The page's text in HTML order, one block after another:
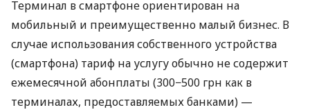
Терминал в смартфоне ориентирован на
мобильный и преимущественно малый бизнес. В
случае использования собственного устройства
(смартфона) тариф на услугу обычно не содержит
ежемесячной абонплаты (300−500 грн как в
терминалах, предоставляемых банками) —